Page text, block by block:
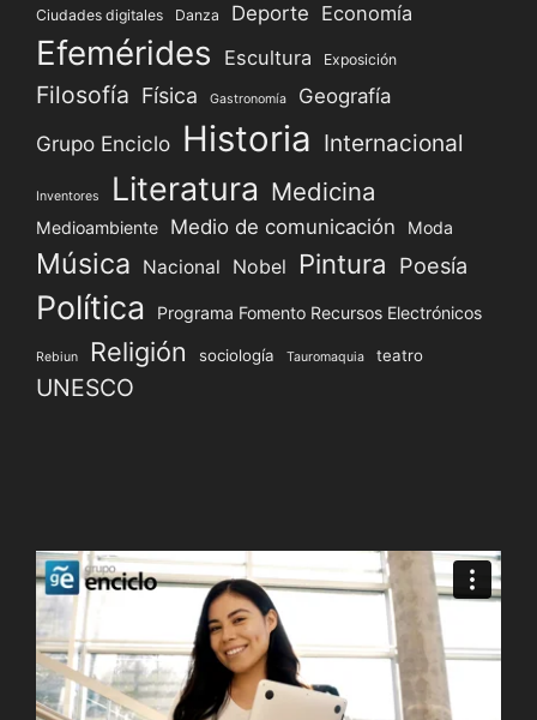
Ciudades digitales Danza Deporte Economía
Efemérides Escultura Exposición
Filosofía Física Gastronomía Geografía
Grupo Enciclo Historia Internacional
Inventores Literatura Medicina
Medioambiente Medio de comunicación Moda
Música Nacional Nobel Pintura Poesía
Política Programa Fomento Recursos Electrónicos
Rebiun Religión sociología Tauromaquia teatro
UNESCO